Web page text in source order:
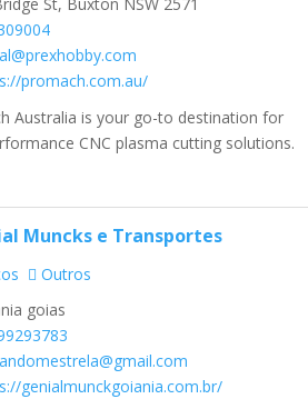
promach.com.au/
Australia is your go-to destination for
CNC plasma cutting solutions.
Muncks e Transportes
Outros
goias
genialmunckgoiania.com.br/